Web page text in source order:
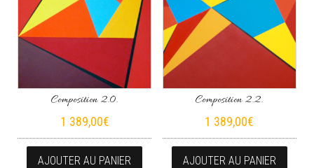
Composition 2.0.
1 389,00€
AJOUTER AU PANIER
Composition 2.2.
1 389,00€
AJOUTER AU PANIER